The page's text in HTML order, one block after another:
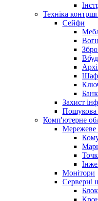
Техніка
Сейфи
Захист
Пошукова
Комп'ютерне
Мережеве
Монітори
Серверні